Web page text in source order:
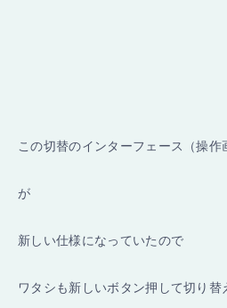
この切替のインターフェース（操作
が
新しい仕様になっていたので
ワタシも新しいボタン押して切り替